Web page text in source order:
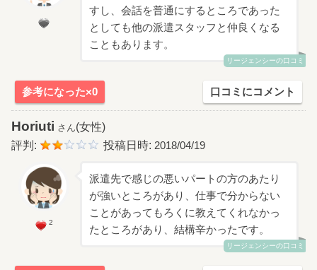
すし、会話を普通にするところであった
としても他の派遣スタッフと仲良くなる
こともあります。
リージェンシーの口コミ
参考になった×0 口コミにコメント
Horiuti さん(女性)
評判:
投稿日時: 2018/04/19
2
派遣先で感じの悪いパートの方のあたり
が強いところがあり、仕事で分からない
ことがあってもろくに教えてくれなかっ
たところがあり、結構辛かったです。
リージェンシーの口コミ